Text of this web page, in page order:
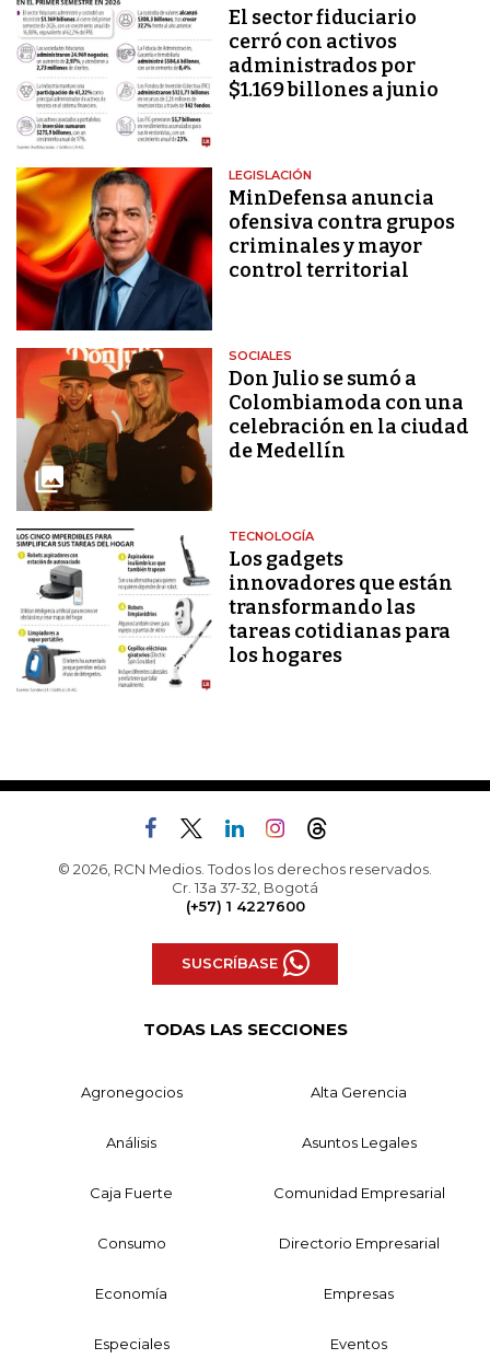
El sector fiduciario
cerró con activos
administrados por
$1.169 billones a junio
LEGISLACIÓN
MinDefensa anuncia
ofensiva contra grupos
criminales y mayor
control territorial
SOCIALES
Don Julio se sumó a
Colombiamoda con una
celebración en la ciudad
de Medellín
TECNOLOGÍA
Los gadgets
innovadores que están
transformando las
tareas cotidianas para
los hogares
© 2026, RCN Medios. Todos los derechos reservados.
Cr. 13a 37-32, Bogotá
(+57) 1 4227600
SUSCRÍBASE
TODAS LAS SECCIONES
Agronegocios Alta Gerencia
Análisis Asuntos Legales
Caja Fuerte Comunidad Empresarial
Consumo Directorio Empresarial
Economía Empresas
Especiales Eventos